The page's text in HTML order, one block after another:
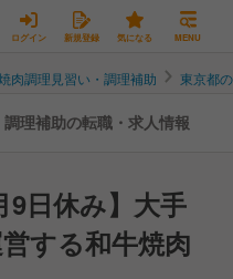
ログイン 新規登録 気になる MENU
肉調理見習い・調理補助 東京都
理補助の転職・求人情報
9日休み】大手
する和牛焼肉